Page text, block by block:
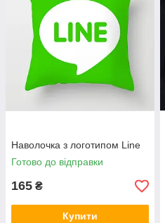
Наволочка з логотипом Line
Готово до відправки
165 ₴
Купити